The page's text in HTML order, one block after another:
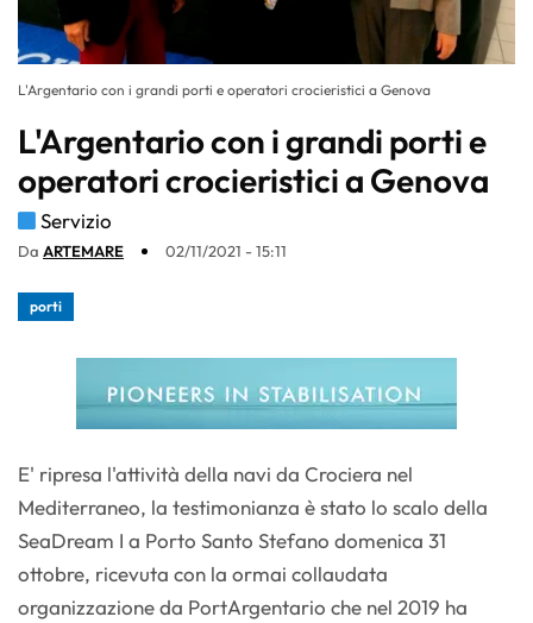
L'Argentario con i grandi porti e operatori crocieristici a Genova
L'Argentario con i grandi porti e
operatori crocieristici a Genova
Servizio
Da ARTEMARE 02/11/2021 - 15:11
porti
E' ripresa l'attività della navi da Crociera nel
Mediterraneo, la testimonianza è stato lo scalo della
SeaDream I a Porto Santo Stefano domenica 31
ottobre, ricevuta con la ormai collaudata
organizzazione da PortArgentario che nel 2019 ha